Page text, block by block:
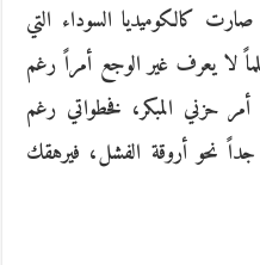
صارت كالكوميديا السوداء التي
لا يعرف غير الوجع أمراً رغم
أمر حزني المبكر، فخطواتي رغم
نحو أروقة الفشل، فيرهقك